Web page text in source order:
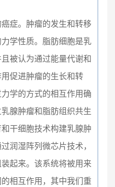
症。肿瘤的发生和转移
学性质。脂肪细胞是乳
被认为通过能量代谢和
促进肿瘤的生长和转
学的方式的相互作用确
腺肿瘤和脂肪组织共生
干细胞技术构建乳腺肿
润湿阵列微芯片技术，
起来。该系统将被用来
相互作用，其中我们重